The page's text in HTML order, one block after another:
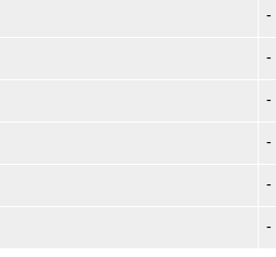
-
-
-
-
-
-